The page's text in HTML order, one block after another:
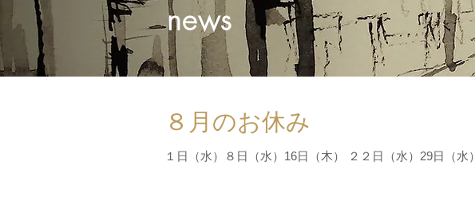
news
８月のお休み
１日（水）８日（水）16日（木） ２２日（水）29日（水）